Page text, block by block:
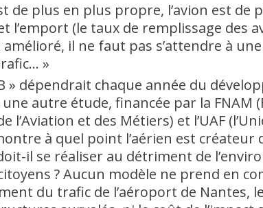
de plus en plus propre, l’avion est de
l’emport (le taux de remplissage des
il ne faut pas s’attendre à
»
» dépendrait chaque année du
autre étude, financée par la FNAM
l’Aviation et des Métiers) et l’UAF
à quel point l’aérien est créateur
il se réaliser au détriment de
? Aucun modèle ne prend en
du trafic de l’aéroport de Nantes,